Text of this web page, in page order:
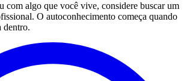
com algo que você vive, considere buscar um
O autoconhecimento começa quando
dentro.